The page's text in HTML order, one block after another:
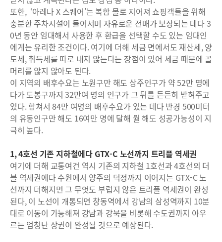
또한, ‘아레나 X 스퀘어’는 복합 몰로 지어져 쇼핑객들을 위해
충분한 주차시설이 들어서며 자유로운 전매가 보장되는 데다 3
0년 동안 임대해서 사용한 후 환급을 선택할 수도 있는 임대인
에게는 유리한 조건이다. 여기에 더해 세금 면에서도 재산세, 양
도세, 취득세를 따로 내지 않는다는 장점이 있어 세금 때문에 골
머리를 않지 않아도 된다.
이 지역의 배후수요는 노원구만 해도 상주인구가 약 52만 명에
다가 도봉구까지 32만여 명의 인구가 그 뒤를 든든히 받혀주고
있다. 합쳐서 84만 여명의 배후수요가 있는 데다 반경 500미터
의 유동인구만 해도 16여만 명에 달해 뭘 해도 성공가능성이 지
극히 높다.
1, 4호선 기존 지하철에다 GTX-C 노선까지 트리플 역세권
여기에 더해 교통여건 역시 기존의 지하철 1호선과 4호선의 더
블 역세권에다 수원에서 양주의 덕정까지 이어지는 GTX-C 노
선까지 더해지면 그 무엇도 부럽지 않은 트리플 역세권이 완성
된다, 이 노선이 개통되면 창동역에서 강남의 삼성역까지 10분
대로 이동이 가능해져 강남과 강북을 비롯해 수도권까지 아우
르는 엄청난 상권이 완성될 것으로 예상된다.